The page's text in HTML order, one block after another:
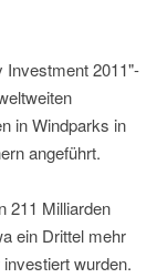
Investment 2011"-
in Windparks in
angeführt.
211 Milliarden
ein Drittel mehr
wurden.